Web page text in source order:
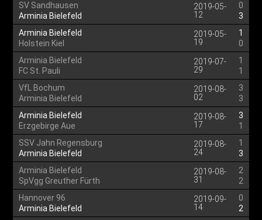
SV Sandhausen
Arminia Bielefeld
2019-05-
12
0
3
Arminia Bielefeld
Holstein Kiel
2019-05-
19
1
0
Arminia Bielefeld
FC St. Pauli
2019-07-
29
1
1
VfL Bochum
Arminia Bielefeld
2019-08-
02
3
3
Arminia Bielefeld
Erzgebirge Aue
2019-08-
17
3
1
SSV Jahn Regensburg
Arminia Bielefeld
2019-08-
24
1
3
Arminia Bielefeld
SpVgg Greuther Fürth
2019-08-
31
2
2
Hannover 96
Arminia Bielefeld
2019-09-
14
0
2